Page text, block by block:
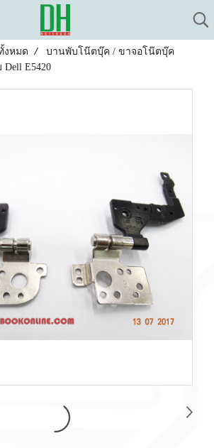
งหมด
บานพับโน๊ตบุ๊ค / ขาจอโน๊ตบุ๊ค
E5420